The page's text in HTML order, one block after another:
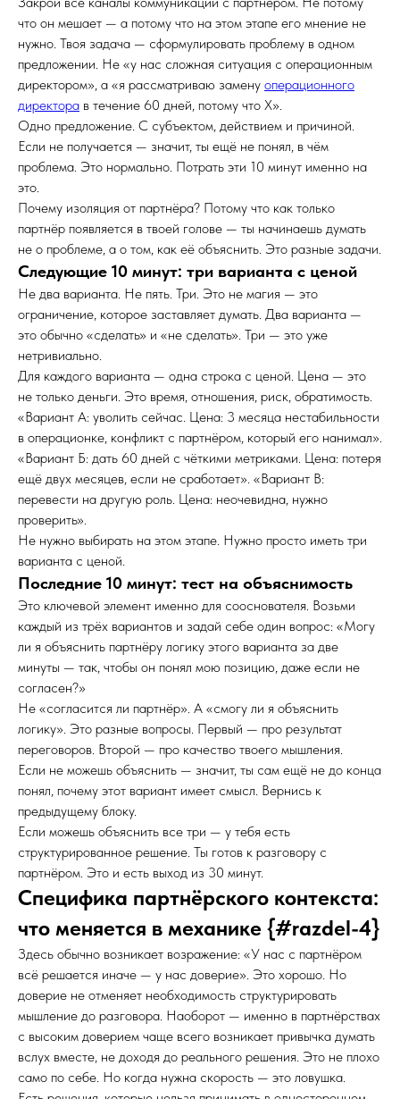
что он мешает — а потому что на этом этапе его мнение не
нужно. Твоя задача — сформулировать проблему в одном
предложении. Не «у нас сложная ситуация с операционным
директором», а «я рассматриваю замену операционного
директора в течение 60 дней, потому что X».
Одно предложение. С субъектом, действием и причиной.
Если не получается — значит, ты ещё не понял, в чём
проблема. Это нормально. Потрать эти 10 минут именно на
это.
Почему изоляция от партнёра? Потому что как только
партнёр появляется в твоей голове — ты начинаешь думать
не о проблеме, а о том, как её объяснить. Это разные задачи.
Следующие 10 минут: три варианта с ценой
Не два варианта. Не пять. Три. Это не магия — это
ограничение, которое заставляет думать. Два варианта —
это обычно «сделать» и «не сделать». Три — это уже
нетривиально.
Для каждого варианта — одна строка с ценой. Цена — это
не только деньги. Это время, отношения, риск, обратимость.
«Вариант А: уволить сейчас. Цена: 3 месяца нестабильности
в операционке, конфликт с партнёром, который его нанимал».
«Вариант Б: дать 60 дней с чёткими метриками. Цена: потеря
ещё двух месяцев, если не сработает». «Вариант В:
перевести на другую роль. Цена: неочевидна, нужно
проверить».
Не нужно выбирать на этом этапе. Нужно просто иметь три
варианта с ценой.
Последние 10 минут: тест на объяснимость
Это ключевой элемент именно для сооснователя. Возьми
каждый из трёх вариантов и задай себе один вопрос: «Могу
ли я объяснить партнёру логику этого варианта за две
минуты — так, чтобы он понял мою позицию, даже если не
согласен?»
Не «согласится ли партнёр». А «смогу ли я объяснить
логику». Это разные вопросы. Первый — про результат
переговоров. Второй — про качество твоего мышления.
Если не можешь объяснить — значит, ты сам ещё не до конца
понял, почему этот вариант имеет смысл. Вернись к
предыдущему блоку.
Если можешь объяснить все три — у тебя есть
структурированное решение. Ты готов к разговору с
партнёром. Это и есть выход из 30 минут.
Специфика партнёрского контекста:
что меняется в механике {#razdel-4}
Здесь обычно возникает возражение: «У нас с партнёром
всё решается иначе — у нас доверие». Это хорошо. Но
доверие не отменяет необходимость структурировать
мышление до разговора. Наоборот — именно в партнёрствах
с высоким доверием чаще всего возникает привычка думать
вслух вместе, не доходя до реального решения. Это не плохо
само по себе. Но когда нужна скорость — это ловушка.